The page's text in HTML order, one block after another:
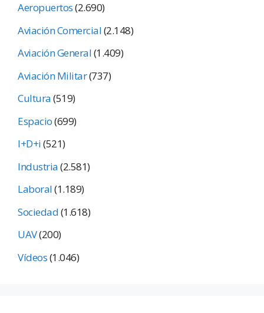
Aeropuertos(2.690)
Aviación Comercial(2.148)
Aviación General(1.409)
Aviación Militar(737)
Cultura(519)
Espacio(699)
I+D+i(521)
Industria(2.581)
Laboral(1.189)
Sociedad(1.618)
UAV(200)
Vídeos(1.046)